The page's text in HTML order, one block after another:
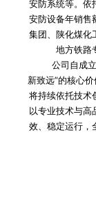
安防系统等。依
安防设备年销售
集团、陕化煤化
地方铁路
新致远”的核心
将持续依托技术
以专业技术与高
效、稳定运行，